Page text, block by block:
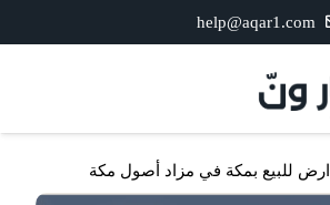
help@aqar1.com
ارض للبيع بمكة في مزاد أصول مكة